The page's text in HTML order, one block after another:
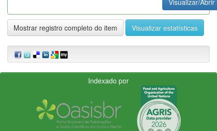
Mostrar registro completo do item Visualizar estatísticas
Indexado por